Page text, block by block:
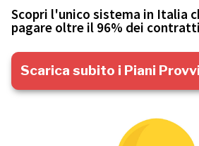
Scopri l'unico sistema in Italia
pagare oltre il 96% dei
Scarica subito i Piani